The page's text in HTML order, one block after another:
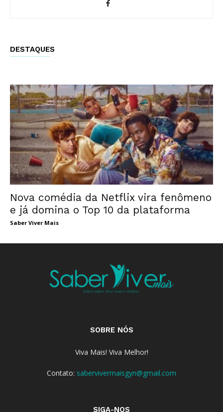
DESTAQUES
Nova comédia da Netflix vira fenômeno
e já domina o Top 10 da plataforma
Saber Viver Mais
SOBRE NÓS
Viva Mais! Viva Melhor!
Contato: sabervivermaisgyn@gmail.com
SIGA-NOS